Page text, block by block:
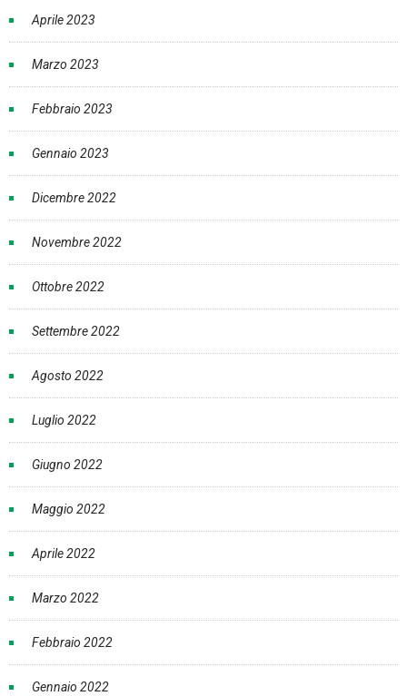
Aprile 2023
Marzo 2023
Febbraio 2023
Gennaio 2023
Dicembre 2022
Novembre 2022
Ottobre 2022
Settembre 2022
Agosto 2022
Luglio 2022
Giugno 2022
Maggio 2022
Aprile 2022
Marzo 2022
Febbraio 2022
Gennaio 2022